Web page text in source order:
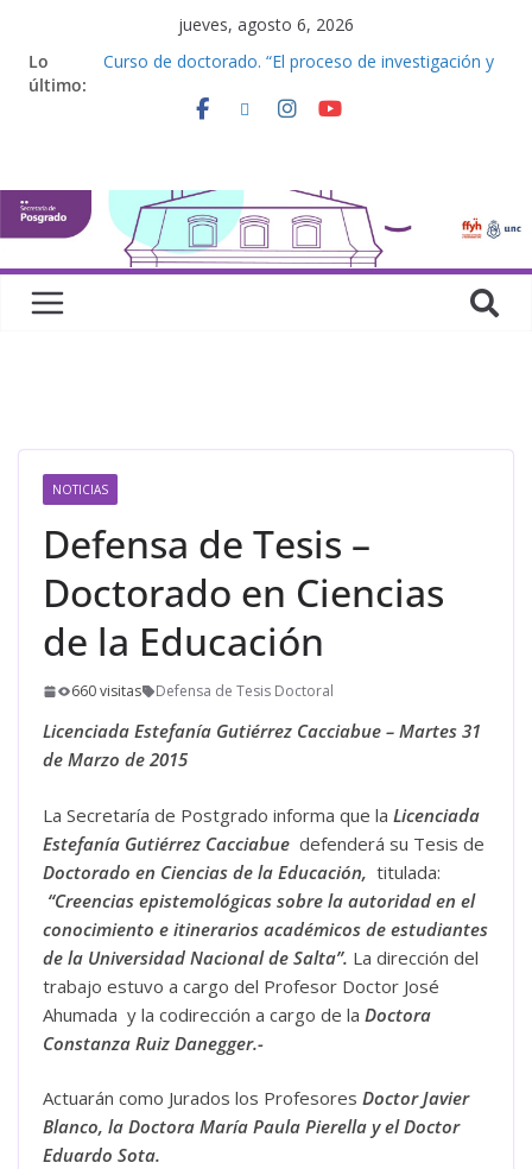
jueves, agosto 6, 2026
Lo
último:
Curso de doctorado. “El proceso de investigación y
Curso de posgrado. Inglés. “Nivel 1”
Curso de doctorado. “Lógicas no clásicas desde
una perspectiva algebraica”
NOTICIAS
Defensa de Tesis –
Doctorado en Ciencias
de la Educación
660 visitas Defensa de Tesis Doctoral
Licenciada Estefanía Gutiérrez Cacciabue – Martes 31
de Marzo de 2015
La Secretaría de Postgrado informa que la Licenciada
Estefanía Gutiérrez Cacciabue defenderá su Tesis de
Doctorado en Ciencias de la Educación, titulada:
“Creencias epistemológicas sobre la autoridad en el
conocimiento e itinerarios académicos de estudiantes
de la Universidad Nacional de Salta”. La dirección del
trabajo estuvo a cargo del Profesor Doctor José
Ahumada y la codirección a cargo de la Doctora
Constanza Ruiz Danegger.-
Actuarán como Jurados los Profesores Doctor Javier
Blanco, la Doctora María Paula Pierella y el Doctor
Eduardo Sota.